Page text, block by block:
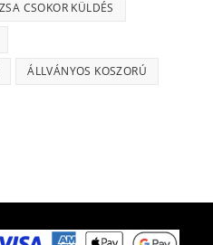
CSOKOR KÜLDÉS
ÁLLVÁNYOS KOSZORÚ